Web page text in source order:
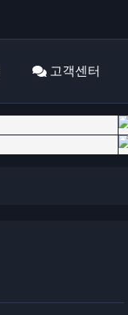
고객센터